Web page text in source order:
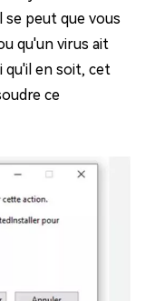
se peut que vous
qu'un virus ait
qu'il en soit, cet
ce